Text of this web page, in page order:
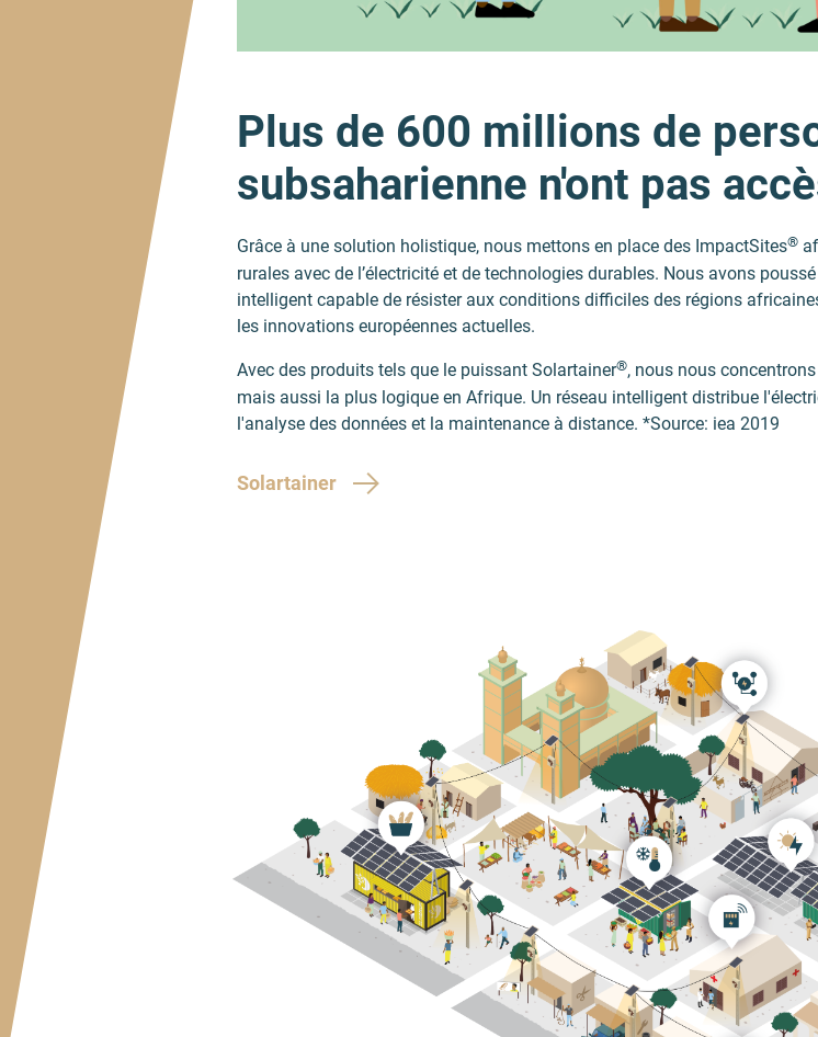
Plus de 600 millions de
subsaharienne n'ont pas
Grâce à une solution holistique, nous mettons en place des ImpactSites®
rurales avec de l’électricité et de technologies durables. Nous avons
intelligent capable de résister aux conditions difficiles des régions
les innovations européennes actuelles.
Avec des produits tels que le puissant Solartainer®, nous nous
mais aussi la plus logique en Afrique. Un réseau intelligent distribue
l'analyse des données et la maintenance à distance. *Source: iea 2019
Solartainer